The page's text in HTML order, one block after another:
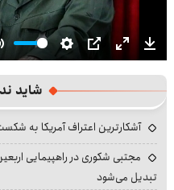
Settings
PIP Enter
شاید
آشکارترین اعتراف آمریکا به شکست
مجتبی شکوری در راهپیمایی
تبدیل می‌شود